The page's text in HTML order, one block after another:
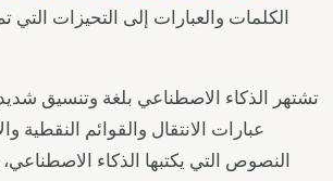
الكلمات والعبارات إلى التحيزات التي
تشتهر الذكاء الاصطناعي بلغة وتنسيق
عبارات الانتقال والقوائم
النصوص التي يكتبها الذكاء